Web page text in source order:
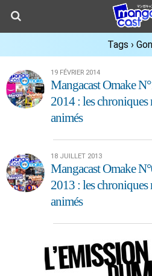
Tags ›
19 FÉVRIER 2014
Mangacast Omake
2014 : les chroniques
animés
18 JUILLET 2013
Mangacast Omake
2013 : les chroniques
animés